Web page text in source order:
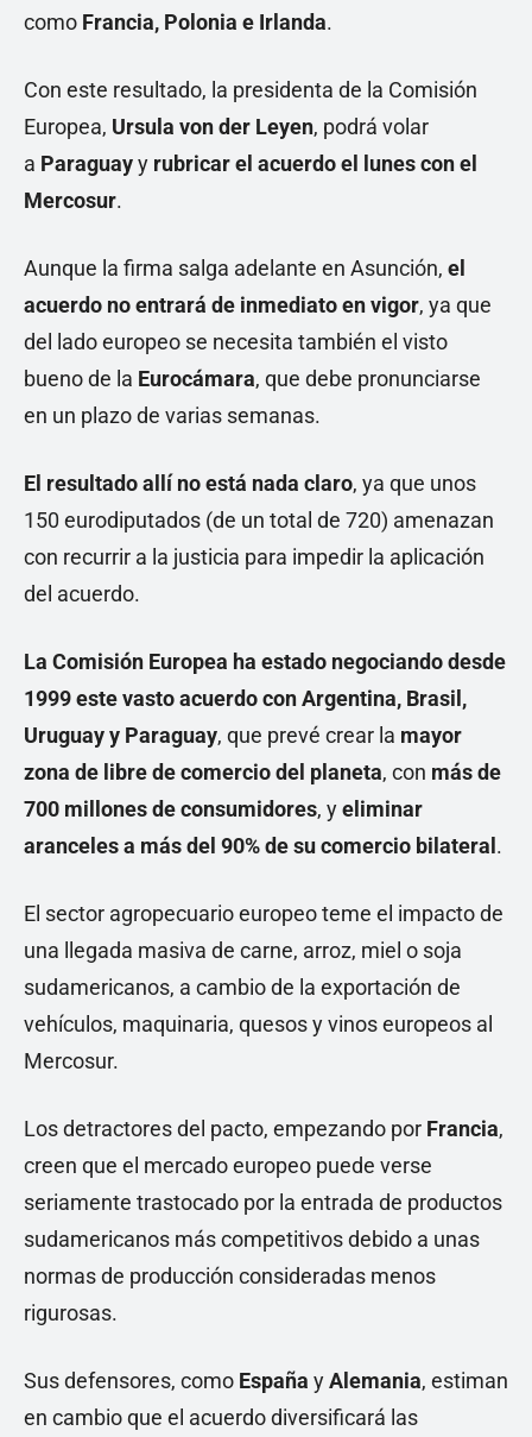
como Francia, Polonia e Irlanda.
Con este resultado, la presidenta de la Comisión
Europea, Ursula von der Leyen, podrá volar
a Paraguayy rubricar el acuerdo el lunes con el
Mercosur.
Aunque la firma salga adelante en Asunción, el
acuerdo no entrará de inmediato en vigor, ya que
del lado europeo se necesita también el visto
bueno de la Eurocámara, que debe pronunciarse
en un plazo de varias semanas.
El resultado allí no está nada claro, ya que unos
150 eurodiputados (de un total de 720) amenazan
con recurrir a la justicia para impedir la aplicación
del acuerdo.
La Comisión Europea ha estado negociando desde
1999 este vasto acuerdo con Argentina, Brasil,
Uruguay y Paraguay, que prevé crear la mayor
zona de libre de comercio del planeta, con más de
700 millones de consumidores, yeliminar
aranceles a más del 90% de su comercio bilateral .
El sector agropecuario europeo teme el impacto de
una llegada masiva de carne, arroz, miel o soja
sudamericanos, a cambio de la exportación de
vehículos, maquinaria, quesos y vinos europeos al
Mercosur.
Los detractores del pacto, empezando por Francia,
creen que el mercado europeo puede verse
seriamente trastocado por la entrada de productos
sudamericanos más competitivos debido a unas
normas de producción consideradas menos
rigurosas.
Sus defensores, como España yAlemania, estiman
en cambio que el acuerdo diversificará las